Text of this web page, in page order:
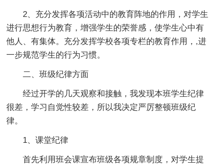
2、充分发挥各项活动中的教育阵地的作用，对学生
进行思想行为教育，增强学生的荣誉感，使学生心中有
他人、有集体。充分发挥学校各项专栏的教育作用，,进
一步规范学生的行为习惯。
二、班级纪律方面
经过开学的几天观察和接触，我发现本班学生纪律
很差，学习自觉性较差，所以我决定严厉整顿班级纪
律。
1、课堂纪律
首先利用班会课宣布班级各项规章制度，对学生提